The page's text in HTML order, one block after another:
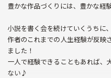
豊かな作品づくりには、豊かな経
小説を書く会を続けていくうちに
作者のこれまでの人生経験が反映
ました！
一人で経験できることもあれば、
ない♪